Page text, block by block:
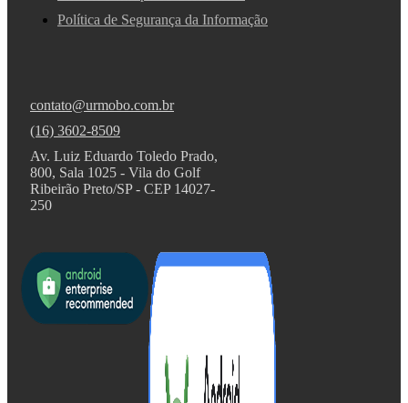
Política de Segurança da Informação
contato@urmobo.com.br
(16) 3602-8509
Av. Luiz Eduardo Toledo Prado,
800, Sala 1025 - Vila do Golf
Ribeirão Preto/SP - CEP 14027-
250